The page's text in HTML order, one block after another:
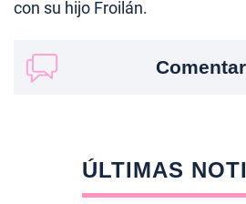
con su hijo Froilán.
Comentar
ÚLTIMAS